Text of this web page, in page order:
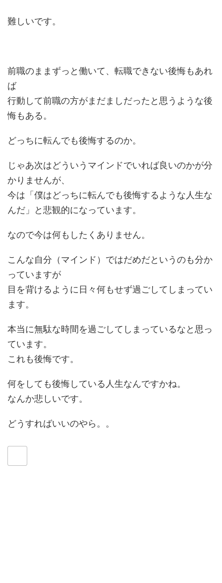
難しいです。
前職のままずっと働いて、転職できない後悔もあれ
ば
行動して前職の方がまだましだったと思うような後
悔もある。
どっちに転んでも後悔するのか。
じゃあ次はどういうマインドでいれば良いのかが分
かりませんが、
今は「僕はどっちに転んでも後悔するような人生な
んだ」と悲観的になっています。
なので今は何もしたくありません。
こんな自分（マインド）ではだめだというのも分か
っていますが
目を背けるように日々何もせず過ごしてしまってい
ます。
本当に無駄な時間を過ごしてしまっているなと思っ
ています。
これも後悔です。
何をしても後悔している人生なんですかね。
なんか悲しいです。
どうすればいいのやら。。